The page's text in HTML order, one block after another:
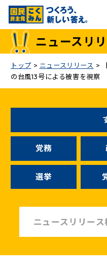
国民民主党トップ
議員
候補者公募
こくみん政治塾
お問い合わせ
ニュースリリース
ニュースリ
トップ > ニュースリリース >
の台風13号による被害を視察
党務
選挙